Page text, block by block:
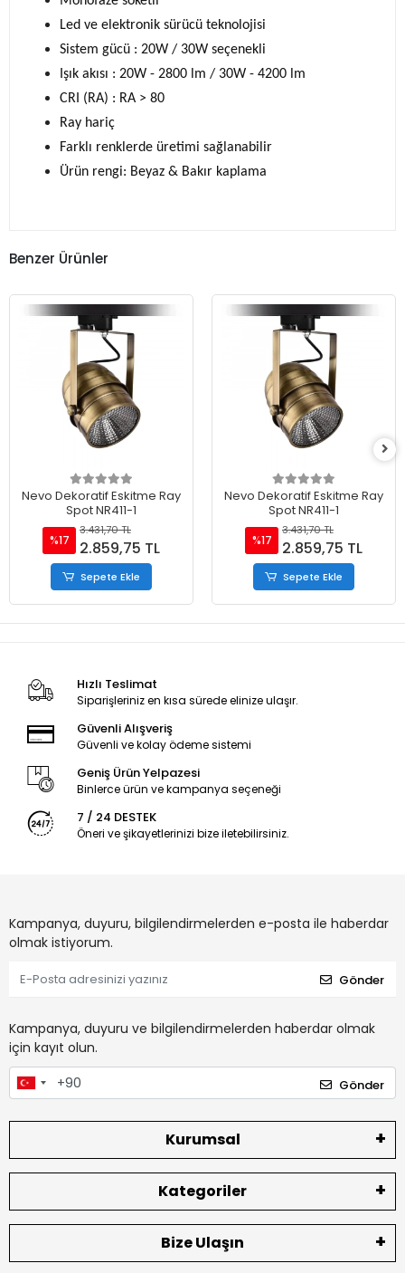
Led ve elektronik sürücü teknolojisi
Sistem gücü : 20W / 30W seçenekli
Işık akısı : 20W - 2800 lm / 30W - 4200 lm
CRI (RA) : RA > 80
Ray hariç
Farklı renklerde üretimi sağlanabilir
Ürün rengi: Beyaz & Bakır kaplama
Benzer Ürünler
Nevo Dekoratif Eskitme Ray
Spot NR411-1
%17
3.431,70 TL
2.859,75 TL
Sepete Ekle
Nevo Dekoratif Eskitme Ray
Spot NR411-1
%17
3.431,70 TL
2.859,75 TL
Sepete Ekle
Hızlı Teslimat
Siparişleriniz en kısa sürede elinize ulaşır.
Güvenli Alışveriş
Güvenli ve kolay ödeme sistemi
Geniş Ürün Yelpazesi
Binlerce ürün ve kampanya seçeneği
7 / 24 DESTEK
Öneri ve şikayetlerinizi bize iletebilirsiniz.
Kampanya, duyuru, bilgilendirmelerden e-posta ile haberdar
olmak istiyorum.
Gönder
Kampanya, duyuru ve bilgilendirmelerden haberdar olmak
için kayıt olun.
Gönder
Kurumsal
Kategoriler
Bize Ulaşın